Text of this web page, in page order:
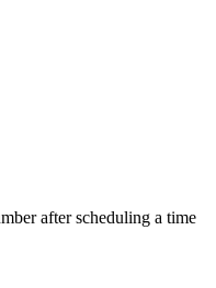
after scheduling a time